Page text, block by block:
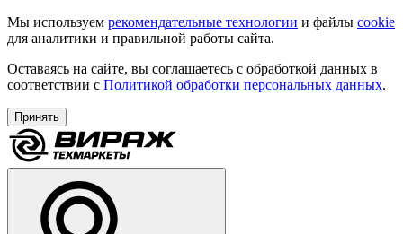
Мы используем рекомендательные технологии и файлы cookie
для аналитики и правильной работы сайта.
Оставаясь на сайте, вы соглашаетесь с обработкой данных в
соответствии с Политикой обработки персональных данных.
Принять